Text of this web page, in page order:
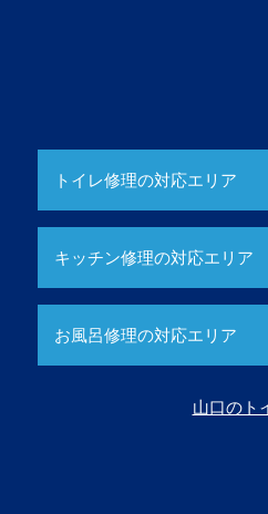
トイレ修理の対応エリア
キッチン修理の対応エリア
お風呂修理の対応エリア
山口のト